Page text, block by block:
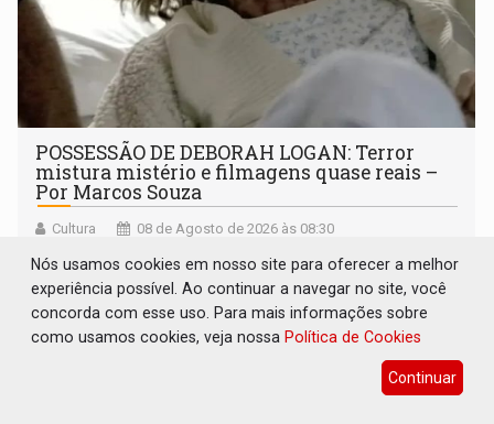
POSSESSÃO DE DEBORAH LOGAN: Terror
mistura mistério e filmagens quase reais –
Por Marcos Souza
Cultura 08 de Agosto de 2026 às 08:30
Filme foi produzido pelo diretor principal da saga dos X
Men nos cinemas
Nós usamos cookies em nosso site para oferecer a melhor
experiência possível. Ao continuar a navegar no site, você
concorda com esse uso. Para mais informações sobre
como usamos cookies, veja nossa Política de Cookies
Continuar